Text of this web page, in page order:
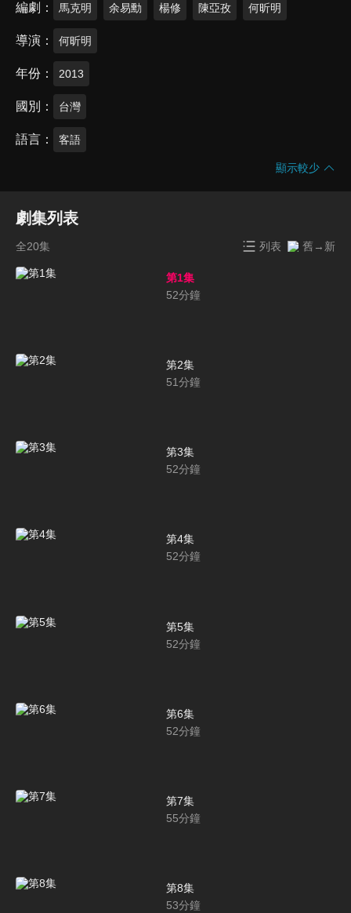
編劇 馬克明 余易勳 楊修 陳亞孜 何昕明
導演 何昕明
年份 2013
國別 台灣
語言 客語
顯示較少
劇集列表
全20集 列表 舊→新
第1集
52分鐘
第2集
51分鐘
第3集
52分鐘
第4集
52分鐘
第5集
52分鐘
第6集
52分鐘
第7集
55分鐘
第8集
53分鐘